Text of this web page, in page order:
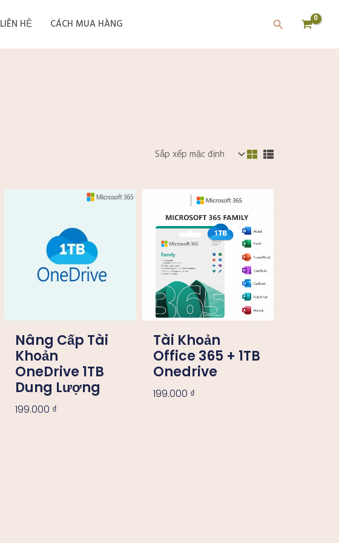
LIÊN HỆ CÁCH MUA HÀNG
Tìm
Nâng Cấp Tài
Khoản
OneDrive 1TB
Dung Lượng
199.000 ₫
Tài Khoản
Office 365 + 1TB
Onedrive
199.000 ₫